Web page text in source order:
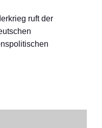
ruft der